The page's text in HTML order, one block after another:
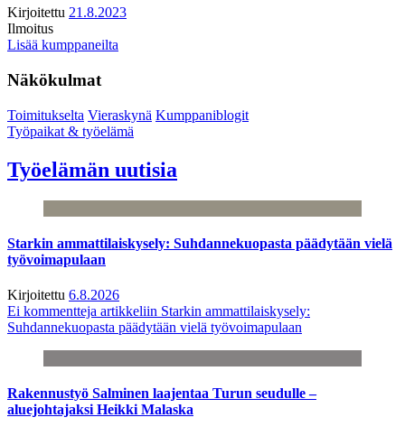
Kirjoitettu 21.8.2023
Ilmoitus
Lisää kumppaneilta
Näkökulmat
Toimitukselta Vieraskynä Kumppaniblogit
Työpaikat & työelämä
Työelämän uutisia
Starkin ammattilaiskysely: Suhdannekuopasta päädytään vielä
työvoimapulaan
Kirjoitettu 6.8.2026
Ei kommentteja artikkeliin Starkin ammattilaiskysely:
Suhdannekuopasta päädytään vielä työvoimapulaan
Rakennustyö Salminen laajentaa Turun seudulle –
aluejohtajaksi Heikki Malaska